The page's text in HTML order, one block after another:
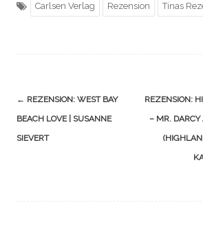
Carlsen Verlag Rezension Tinas
Navigation
(Beiträge)
← REZENSION: WEST BAY
BEACH LOVE | SUSANNE
SIEVERT
REZENSION:
– MR. DARCY